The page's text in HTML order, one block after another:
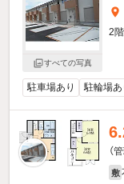
すべての写真
2
駐車場あり 駐輪場あ
（
敷